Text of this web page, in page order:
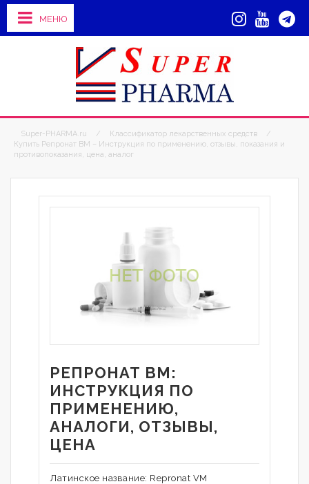
МЕНЮ
Super-PHARMA.ru / Классификатор лекарственных средств
/
Купить Репронат ВМ – Инструкция по применению, отзывы, показания и
противопоказания, цена, аналог
РЕПРОНАТ ВМ:
ИНСТРУКЦИЯ ПО
ПРИМЕНЕНИЮ,
АНАЛОГИ, ОТЗЫВЫ,
ЦЕНА
Латинское название: Repronat VM